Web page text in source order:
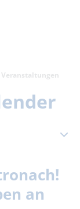
Veranstaltungen
Sa So
1
an